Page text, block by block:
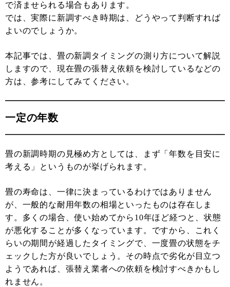
で済ませられる場合もあります。
では、実際に新調すべき時期は、どうやって判断すれば
よいのでしょうか。
本記事では、畳の新調タイミングの測り方について解説
しますので、現在畳の張替え依頼を検討しているなどの
方は、参考にしてみてください。
一定の年数
畳の新調時期の見極め方としては、まず「年数を目安に
考える」というものが挙げられます。
畳の寿命は、一律に決まっているわけではありません
が、一般的な耐用年数の相場といったものは存在しま
す。多くの場合、使い始めてから10年ほど経つと、状態
が悪化することが多くなっています。ですから、これく
らいの期間が経過したタイミングで、一度畳の状態をチ
ェックした方が良いでしょう。その時点で劣化が目立つ
ようであれば、張替え業者への依頼を検討すべきかもし
れません。